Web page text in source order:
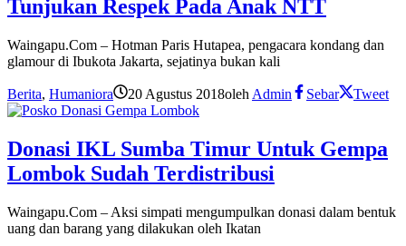
Tunjukan Respek Pada Anak NTT
Waingapu.Com – Hotman Paris Hutapea, pengacara kondang dan
glamour di Ibukota Jakarta, sejatinya bukan kali
Berita, Humaniora 20 Agustus 2018oleh Admin Sebar Tweet
Donasi IKL Sumba Timur Untuk Gempa
Lombok Sudah Terdistribusi
Waingapu.Com – Aksi simpati mengumpulkan donasi dalam bentuk
uang dan barang yang dilakukan oleh Ikatan